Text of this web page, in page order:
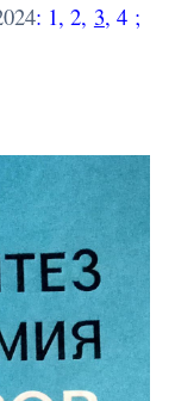
: 1,2, 3,4 ;